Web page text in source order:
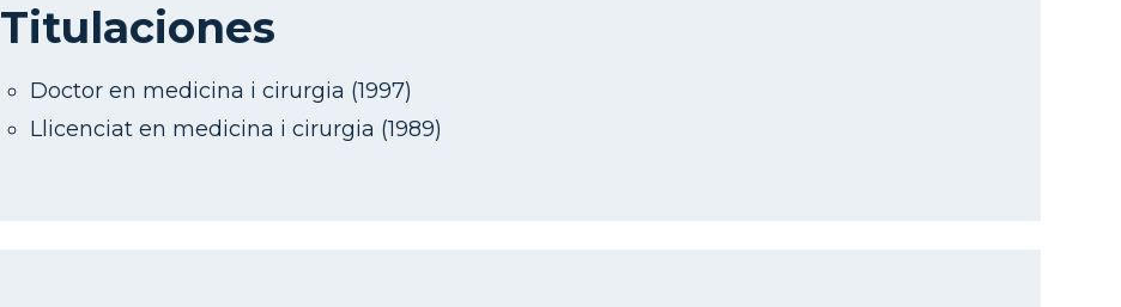
Titulaciones
Doctor en medicina i cirurgia (1997)
Llicenciat en medicina i cirurgia (1989)